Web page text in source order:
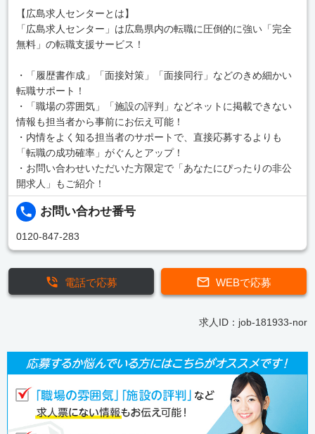
【広島求人センターとは】
「広島求人センター」は広島県内の転職に圧倒的に強い「完全
無料」の転職支援サービス！
・「履歴書作成」「面接対策」「面接同行」などのきめ細かい
転職サポート！
・「職場の雰囲気」「施設の評判」などネットに掲載できない
情報も担当者から事前にお伝え可能！
・内情をよく知る担当者のサポートで、直接応募するよりも
「転職の成功確率」がぐんとアップ！
・お問い合わせいただいた方限定で「あなたにぴったりの非公
開求人」もご紹介！
お問い合わせ番号
0120-847-283
WEBで応募
電話で応募
求人ID：job-181933-nor